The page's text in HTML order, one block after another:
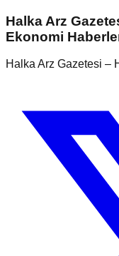
Halka Arz
Ekonomi
Halka Arz Gazetesi –